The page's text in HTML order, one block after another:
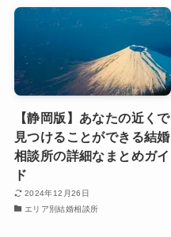
【静岡版】あなたの近くで
見つけることができる結婚
相談所の詳細なまとめガイ
ド
2024年12月26日
エリア別結婚相談所